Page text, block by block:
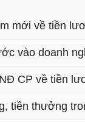
mới về tiền
vào doanh
CP về tiền
tiền thưởng